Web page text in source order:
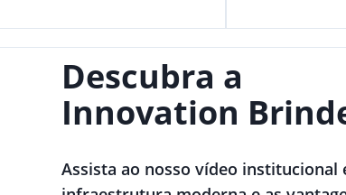
Descubra a
Innovation
Assista ao nosso vídeo institucional